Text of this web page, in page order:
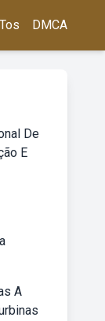
Tos DMCA
De
E
A